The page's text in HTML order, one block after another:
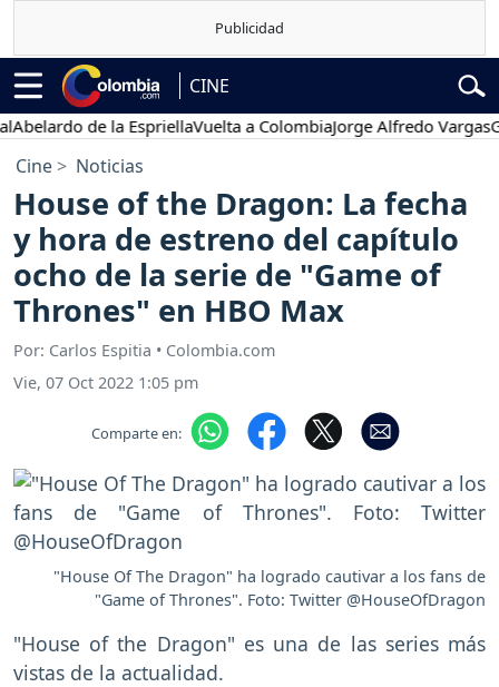
CINE
de la EspriellaVuelta a ColombiaJorge Alfredo Vargas
Cine Noticias
House of the Dragon: La fecha
y hora de estreno del capítulo
ocho de la serie de "Game of
Thrones" en HBO Max
Por: Carlos Espitia • Colombia.com
Vie, 07 Oct 2022 1:05 pm
Comparte en:
"House Of The Dragon" ha logrado cautivar a los fans de
"Game of Thrones". Foto: Twitter @HouseOfDragon
"House of the Dragon" es una de las series más
vistas de la actualidad.